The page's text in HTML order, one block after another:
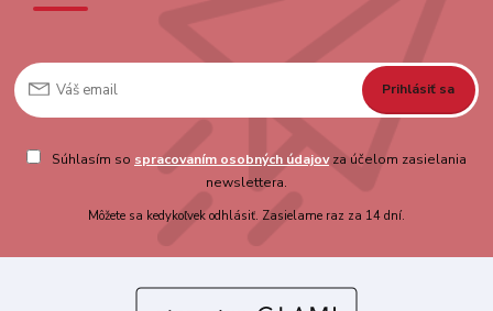
Prihlásiť sa
Súhlasím so spracovaním osobných údajovza účelom zasielania
newslettera.
Môžete sa kedykoľvek odhlásiť. Zasielame raz za 14 dní.